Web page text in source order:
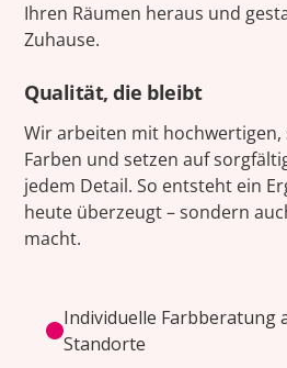
Ihren Räumen heraus und
Zuhause.
Qualität, die bleibt
Wir arbeiten mit
Farben und setzen auf
jedem Detail. So entsteht ein
heute überzeugt – sondern
macht.
Individuelle Farbberatung
Standorte